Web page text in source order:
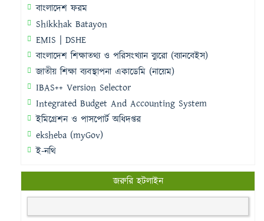
বাংলাদেশ ফরম
Shikkhak Batayon
EMIS | DSHE
বাংলাদেশ শিক্ষাতথ্য ও পরিসংখ্যান ব্যুরো (ব্যানবেইস)
জাতীয় শিক্ষা ব্যবস্থাপনা একাডেমি (নায়েম)
IBAS++ Version Selector
Integrated Budget And Accounting System
ইমিগ্রেশন ও পাসপোর্ট অধিদপ্তর
eksheba (myGov)
ই-নথি
জরুরি হটলাইন